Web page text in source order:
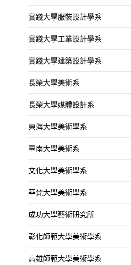
實踐大學服裝設計學系
實踐大學工業設計學系
實踐大學建築設計學系
長榮大學美術系
長榮大學媒體設計系
東海大學美術學系
臺南大學美術系
文化大學美術學系
華梵大學美術學系
成功大學藝術研究所
彰化師範大學美術學系
高雄師範大學美術學系